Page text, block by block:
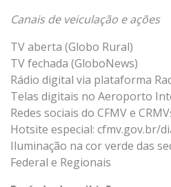
Canais de veiculação e ações
TV aberta (Globo Rural)
TV fechada (GloboNews)
Rádio digital via plataforma
Telas digitais no Aeroporto
Redes sociais do CFMV e
Hotsite especial: cfmv.gov.br/
Iluminação na cor verde das
Federal e Regionais